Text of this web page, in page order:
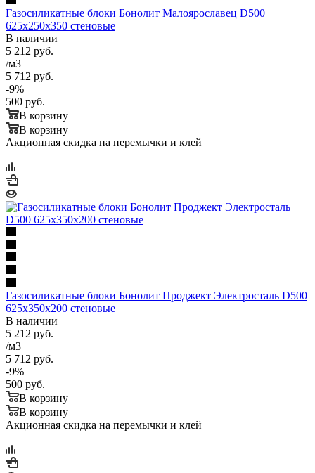
Газосиликатные блоки Бонолит Малоярославец D500
625х250х350 стеновые
В наличии
5 212 руб.
/м3
5 712 руб.
-9%
500 руб.
В корзину
В корзину
Акционная скидка на перемычки и клей
Газосиликатные блоки Бонолит Проджект Электросталь D500
625х350х200 стеновые
В наличии
5 212 руб.
/м3
5 712 руб.
-9%
500 руб.
В корзину
В корзину
Акционная скидка на перемычки и клей